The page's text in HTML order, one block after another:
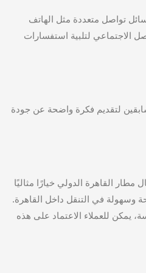
تواصل متعددة مثل الهاتف
الاجتماعي لتلبية استفسارات
لتقديم فكرة واضحة عن جودة
مطار القاهرة الدولي خيارًا مثاليًا
وسهولة في التنقل داخل القاهرة.
يمكن للعملاء الاعتماد على هذه